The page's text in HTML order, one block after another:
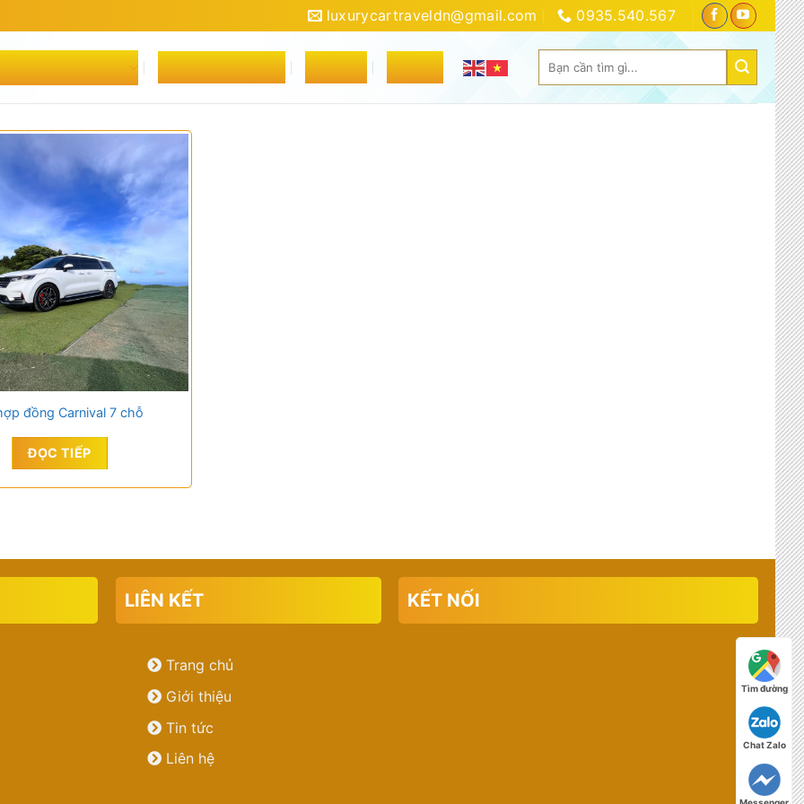
luxurycartraveldn@gmail.com 0935.540.567
kiếm:
đồng Carnival 7 chỗ
ĐỌC TIẾP
LIÊN KẾT
Trang chủ
Giới thiệu
Tin tức
Liên hệ
KẾT NỐI
Tìm đường
Chat Zalo